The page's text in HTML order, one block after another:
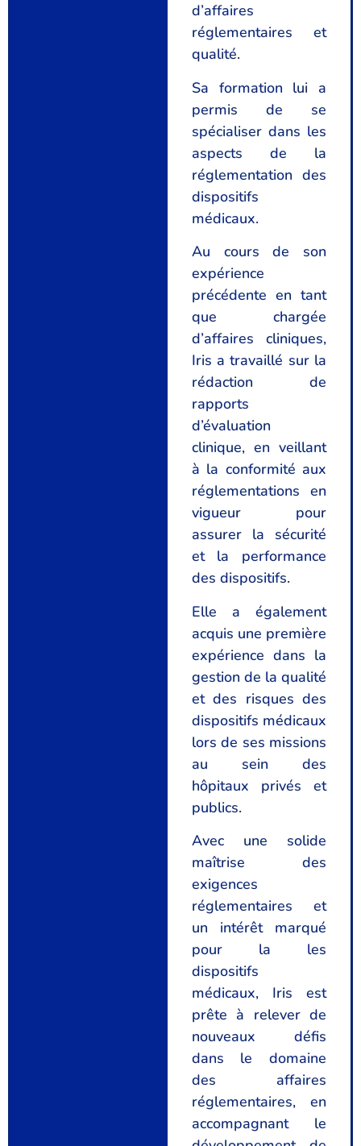
d’affaires
réglementaires et
qualité.
Sa formation lui a
permis de se
spécialiser dans les
aspects de la
réglementation des
dispositifs
médicaux.
Au cours de son
expérience
précédente en tant
que chargée
d’affaires cliniques,
Iris a travaillé sur la
rédaction de
rapports
d’évaluation
clinique, en veillant
à la conformité aux
réglementations en
vigueur pour
assurer la sécurité
et la performance
des dispositifs.
Elle a également
acquis une première
expérience dans la
gestion de la qualité
et des risques des
dispositifs médicaux
lors de ses missions
au sein des
hôpitaux privés et
publics.
Avec une solide
maîtrise des
exigences
réglementaires et
un intérêt marqué
pour la les
dispositifs
médicaux, Iris est
prête à relever de
nouveaux défis
dans le domaine
des affaires
réglementaires, en
accompagnant le